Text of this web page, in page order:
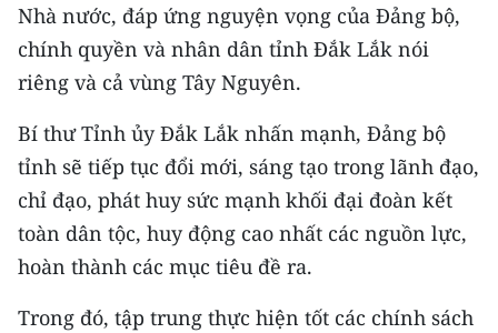
Nhà nước, đáp ứng nguyện vọng của Đảng bộ,
chính quyền và nhân dân tỉnh Đắk Lắk nói
riêng và cả vùng Tây Nguyên.
Bí thư Tỉnh ủy Đắk Lắk nhấn mạnh, Đảng bộ
tỉnh sẽ tiếp tục đổi mới, sáng tạo trong lãnh đạo,
chỉ đạo, phát huy sức mạnh khối đại đoàn kết
toàn dân tộc, huy động cao nhất các nguồn lực,
hoàn thành các mục tiêu đề ra.
Trong đó, tập trung thực hiện tốt các chính sách